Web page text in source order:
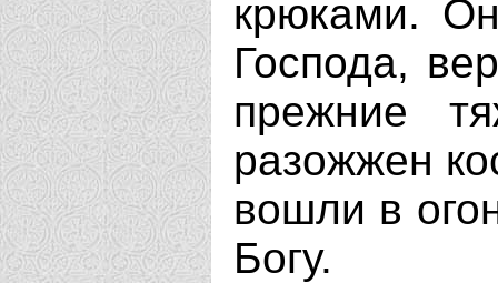
крюками.
Господа,
прежние
разожжен
вошли в
Богу.